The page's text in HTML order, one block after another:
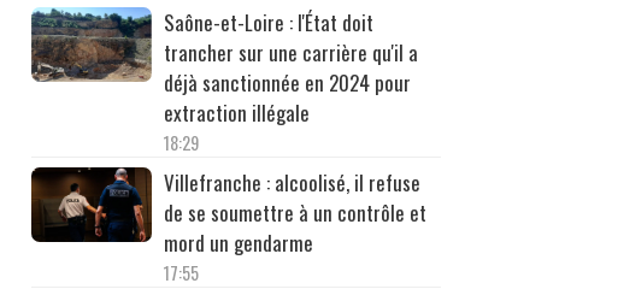
Saône-et-Loire : l'État doit
trancher sur une carrière qu'il a
déjà sanctionnée en 2024 pour
extraction illégale
18:29
Villefranche : alcoolisé, il refuse
de se soumettre à un contrôle et
mord un gendarme
17:55